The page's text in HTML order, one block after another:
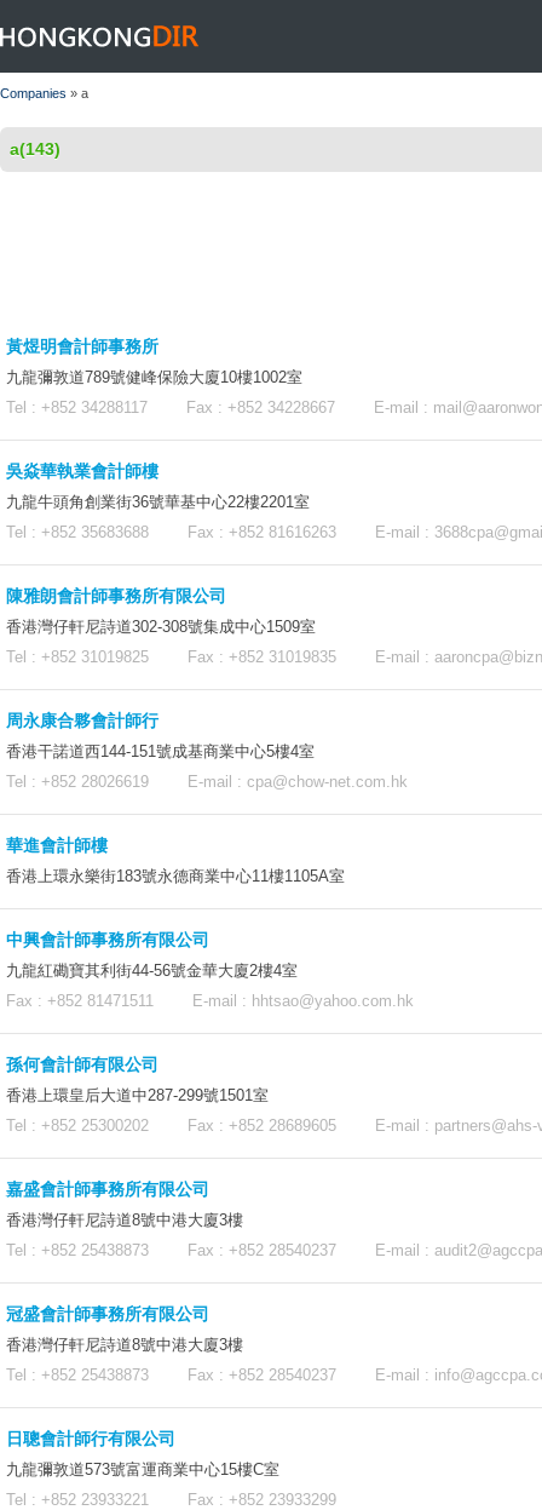
HONGKONGDIR
Companies » a
a(143)
黃煜明會計師事務所
九龍彌敦道789號健峰保險大廈10樓1002室
Tel : +852 34288117 Fax : +852 34228667 E-mail :
吳焱華執業會計師樓
九龍牛頭角創業街36號華基中心22樓2201室
Tel : +852 35683688 Fax : +852 81616263 E-mail :
陳雅朗會計師事務所有限公司
香港灣仔軒尼詩道302-308號集成中心1509室
Tel : +852 31019825 Fax : +852 31019835 E-mail :
周永康合夥會計師行
香港干諾道西144-151號成基商業中心5樓4室
Tel : +852 28026619 E-mail : cpa@chow-net.com.hk
華進會計師樓
香港上環永樂街183號永德商業中心11樓1105A室
中興會計師事務所有限公司
九龍紅磡寶其利街44-56號金華大廈2樓4室
Fax : +852 81471511 E-mail : hhtsao@yahoo.com.hk
孫何會計師有限公司
香港上環皇后大道中287-299號1501室
Tel : +852 25300202 Fax : +852 28689605 E-mail :
嘉盛會計師事務所有限公司
香港灣仔軒尼詩道8號中港大廈3樓
Tel : +852 25438873 Fax : +852 28540237 E-mail :
冠盛會計師事務所有限公司
香港灣仔軒尼詩道8號中港大廈3樓
Tel : +852 25438873 Fax : +852 28540237 E-mail :
日聰會計師行有限公司
九龍彌敦道573號富運商業中心15樓C室
Tel : +852 23933221 Fax : +852 23933299